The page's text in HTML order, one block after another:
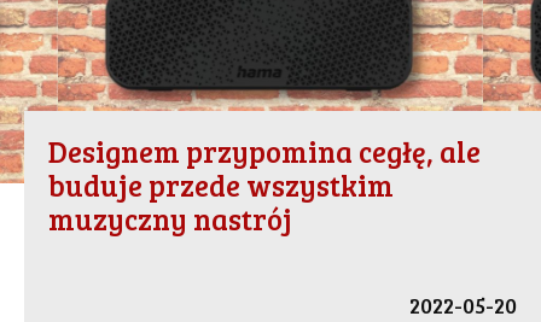
Designem przypomina cegłę, ale
buduje przede wszystkim
muzyczny nastrój
2022-05-20